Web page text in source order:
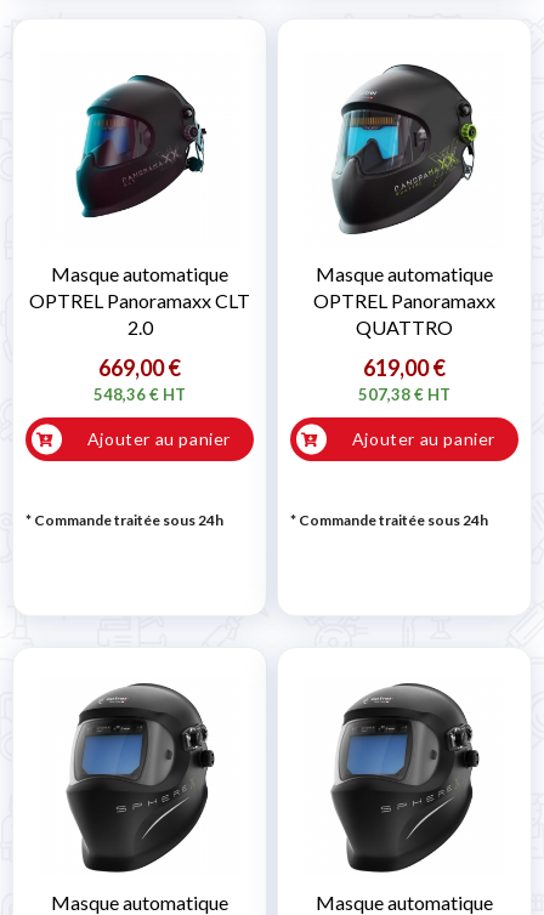
Masque automatique
OPTREL Panoramaxx CLT
2.0
669,00 €
548,36 € HT
Ajouter au panier
* Commande traitée sous 24h
Masque automatique
OPTREL Panoramaxx
QUATTRO
619,00 €
507,38 € HT
Ajouter au panier
* Commande traitée sous 24h
Masque automatique
Masque automatique